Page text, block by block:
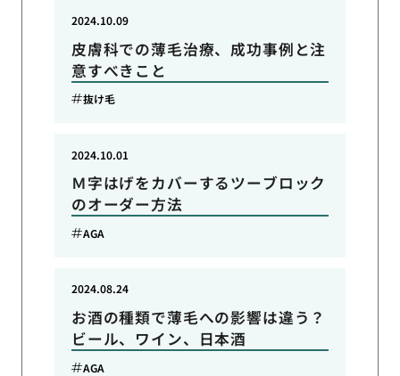
皮膚科での薄毛治療、成功事例と注
意すべきこと
2024.10.09
抜け毛
Ｍ字はげをカバーするツーブロック
のオーダー方法
2024.10.01
AGA
お酒の種類で薄毛への影響は違う？
ビール、ワイン、日本酒
2024.08.24
AGA